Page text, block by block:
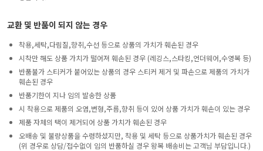
교환 및 반품이 되지 않는 경우
착용,세탁,다림질,향취,수선 등으로 상품의 가치가 훼손된 경우
시착만 해도 상품 가치가 떨어져 훼손된 경우 (레깅스,스타킹,언더웨어,수영복 등)
반품불가 스티커가 붙어있는 상품의 경우 스티커 제거 및 파손으로 제품의 가치가
훼손된 경우
반품기한이 지나 임의 발송한 상품
시 착용으로 제품의 오염,변형,주름,향취 등이 있어 상품 가치가 훼손이 있는 경우
제품 자체의 택이 제거되어 상품 가치가 훼손된 경우
오배송 및 불량상품을 수령하셨지만, 착용 및 세탁 등으로 상품가치가 훼손된 경우
(위 경우로 상담/접수없이 임의 반품하실 경우 왕복 배송비는 고객님 부담입니다.)